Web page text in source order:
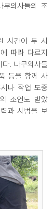
무의사들의 조
시간이 두 시
따라 다르지
. 나무의사들
등을 함께 사
나 작업 도중
조언도 받았
과 시범을 보